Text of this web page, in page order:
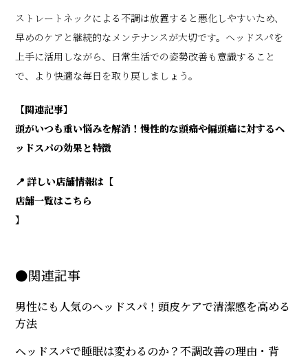
ストレートネックによる不調は放置すると悪化しやすいため、
早めのケアと継続的なメンテナンスが大切です。ヘッドスパを
上手に活用しながら、日常生活での姿勢改善も意識すること
で、より快適な毎日を取り戻しましょう。
【関連記事】
頭がいつも重い悩みを解消！慢性的な頭痛や偏頭痛に対するヘ
ッドスパの効果と特徴
📍 詳しい店舗情報は【
店舗一覧はこちら
】
●関連記事
男性にも人気のヘッドスパ！頭皮ケアで清潔感を高める
方法
ヘッドスパで睡眠は変わるのか？不調改善の理由・背